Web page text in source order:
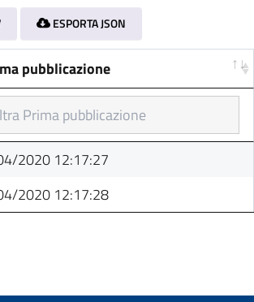
ESPORTA JSON
pubblicazione
pubblicazione
2020 12:17:27
2020 12:17:28